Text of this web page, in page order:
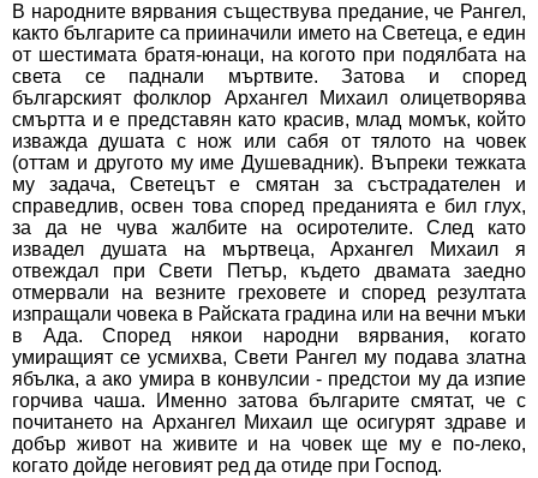
В народните вярвания съществува предание, че Рангел,
както българите са прииначили името на Светеца, е един
от шестимата братя-юнаци, на когото при подялбата на
света се паднали мъртвите. Затова и според
българският фолклор Архангел Михаил олицетворява
смъртта и е представян като красив, млад момък, който
изважда душата с нож или сабя от тялото на човек
(оттам и другото му име Душевадник). Въпреки тежката
му задача, Светецът е смятан за състрадателен и
справедлив, освен това според преданията е бил глух,
за да не чува жалбите на осиротелите. След като
извадел душата на мъртвеца, Архангел Михаил я
отвеждал при Свети Петър, където двамата заедно
отмервали на везните греховете и според резултата
изпращали човека в Райската градина или на вечни мъки
в Ада. Според някои народни вярвания, когато
умиращият се усмихва, Свети Рангел му подава златна
ябълка, а ако умира в конвулсии - предстои му да изпие
горчива чаша. Именно затова българите смятат, че с
почитането на Архангел Михаил ще осигурят здраве и
добър живот на живите и на човек ще му е по-леко,
когато дойде неговият ред да отиде при Господ.